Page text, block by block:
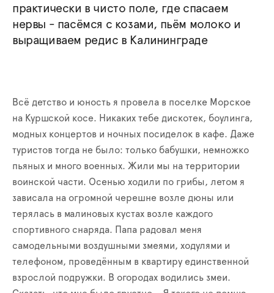
практически в чисто поле, где спасаем
нервы - пасёмся с козами, пьём молоко и
выращиваем редис в Калининграде
Всё детство и юность я провела в поселке Морское
на Куршской косе. Никаких тебе дискотек, боулинга,
модных концертов и ночных посиделок в кафе. Даже
туристов тогда не было: только бабушки, немножко
пьяных и много военных. Жили мы на территории
воинской части. Осенью ходили по грибы, летом я
зависала на огромной черешне возле дюны или
терялась в малиновых кустах возле каждого
спортивного снаряда. Папа радовал меня
самодельными воздушными змеями, ходулями и
телефоном, проведённым в квартиру единственной
взрослой подружки. В огородах водились змеи.